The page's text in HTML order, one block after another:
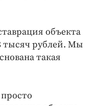
объекта
тысяч рублей. Мы
такая